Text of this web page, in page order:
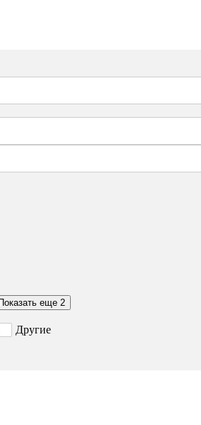
Показать еще 2
Другие